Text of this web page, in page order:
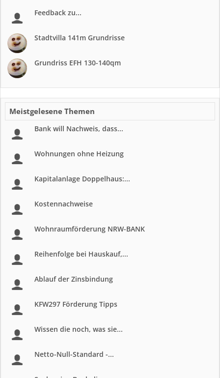
Feedback zu...
Stadtvilla 141m Grundrisse
Grundriss EFH 130-140qm
Meistgelesene Themen
Bank will Nachweis, dass...
Wohnungen ohne Heizung
Kapitalanlage Doppelhaus:...
Kostennachweise
Wohnraumförderung NRW-BANK
Reihenfolge bei Hauskauf,...
Ablauf der Zinsbindung
KFW297 Förderung Tipps
Wissen die noch, was sie...
Netto-Null-Standard -...